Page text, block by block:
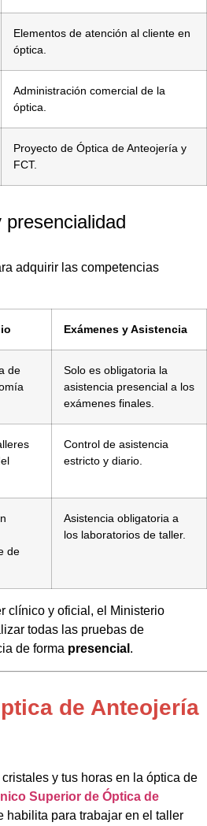
Elementos de atención al cliente en
óptica.
Administración comercial de la
óptica.
Proyecto de Óptica de Anteojería y
FCT.
adquirir las competencias
Exámenes y Asistencia
de
Solo es obligatoria la
asistencia presencial a los
exámenes finales.
Control de asistencia
estricto y diario.
de
Asistencia obligatoria a
los laboratorios de taller.
clínico y oficial, el Ministerio
todas las pruebas de
de forma presencial .
de Anteojería
y tus horas en la óptica de
Superior de Óptica de
habilita para trabajar en el taller